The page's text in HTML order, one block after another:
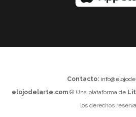
Contacto:
elojodelarte.com® Una plataforma de
los derechos